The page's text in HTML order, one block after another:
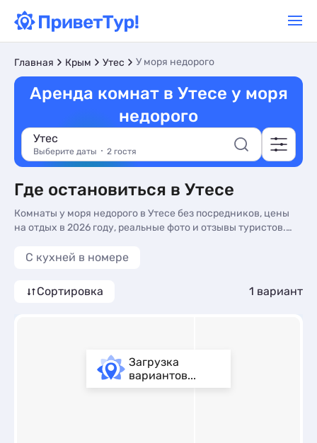
Главная Крым Утес У моря недорого
Аренда комнат в Утесе у моря
недорого
Утес
Выберите даты 2 гостя
Где остановиться в Утесе
Комнаты у моря недорого в Утесе без посредников, цены
на отдых в 2026 году, реальные фото и отзывы туристов.
2000 руб, номера с общей кухней, кухней в номере и
C кухней в номере
Сортировка 1 вариант
Загрузка
вариантов...